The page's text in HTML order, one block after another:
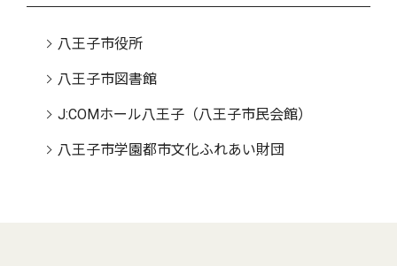
八王子市役所
八王子市図書館
J:COMホール八王子（八王子市民会館）
八王子市学園都市文化ふれあい財団